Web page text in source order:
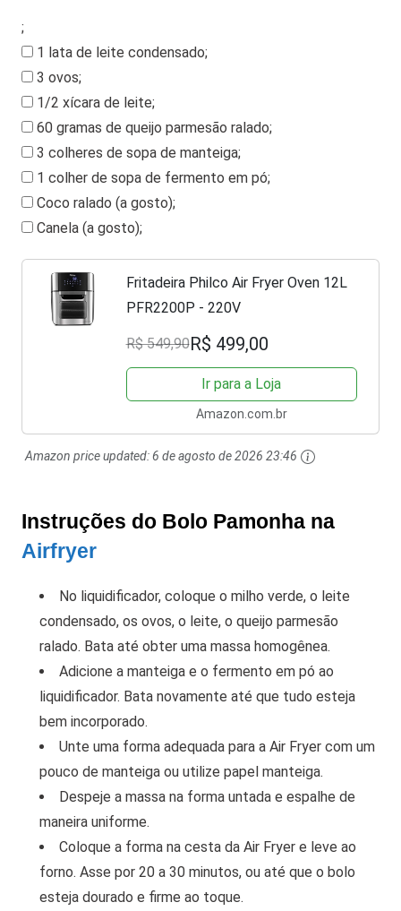
;
1 lata de leite condensado;
3 ovos;
1/2 xícara de leite;
60 gramas de queijo parmesão ralado;
3 colheres de sopa de manteiga;
1 colher de sopa de fermento em pó;
Coco ralado (a gosto);
Canela (a gosto);
Fritadeira Philco Air Fryer Oven 12L
PFR2200P - 220V
R$ 549,90R$ 499,00
Ir para a Loja
Amazon.com.br
Amazon price updated:6 de agosto de 2026 23:46
Instruções do Bolo Pamonha na
Airfryer
No liquidificador, coloque o milho verde, o leite
condensado, os ovos, o leite, o queijo parmesão
ralado. Bata até obter uma massa homogênea.
Adicione a manteiga e o fermento em pó ao
liquidificador. Bata novamente até que tudo esteja
bem incorporado.
Unte uma forma adequada para a Air Fryer com um
pouco de manteiga ou utilize papel manteiga.
Despeje a massa na forma untada e espalhe de
maneira uniforme.
Coloque a forma na cesta da Air Fryer e leve ao
forno. Asse por 20 a 30 minutos, ou até que o bolo
esteja dourado e firme ao toque.